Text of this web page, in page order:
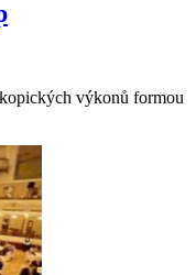
výkonů formou